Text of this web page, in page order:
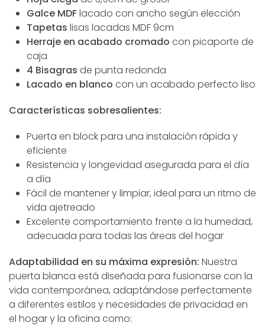
Galce MDFlacado con ancho según elección
Tapetas lisas lacadas MDF 9cm
Herraje en acabado cromado con picaporte de
caja
4 Bisagras de punta redonda
Lacado en blanco con un acabado perfecto liso
Características sobresalientes:
Puerta en block para una instalación rápida y
eficiente
Resistencia y longevidad asegurada para el día
a día
Fácil de mantener y limpiar, ideal para un ritmo de
vida ajetreado
Excelente comportamiento frente a la humedad,
adecuada para todas las áreas del hogar
Adaptabilidad en su máxima expresión: Nuestra
puerta blanca está diseñada para fusionarse con la
vida contemporánea, adaptándose perfectamente
a diferentes estilos y necesidades de privacidad en
el hogar y la oficina como: